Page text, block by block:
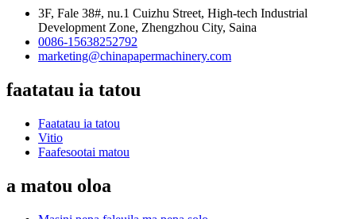
3F, Fale 38#, nu.1 Cuizhu Street, High-tech Industrial
Development Zone, Zhengzhou City, Saina
0086-15638252792
marketing@chinapapermachinery.com
faatatau ia tatou
Faatatau ia tatou
Vitio
Faafesootai matou
a matou oloa